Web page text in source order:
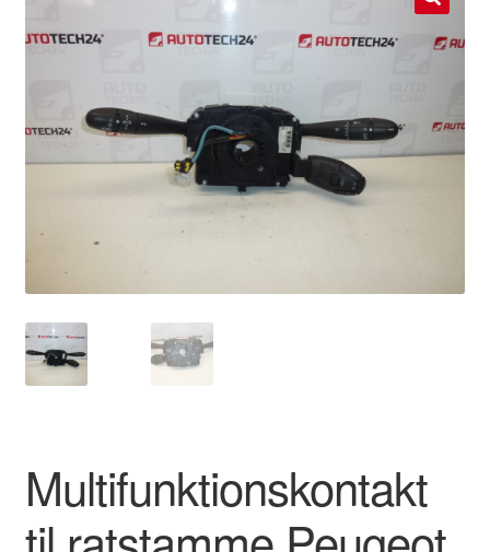
Klageprocedure
Kontakte
Kurv
Min Konto
Om os
Multifunktionskontakt